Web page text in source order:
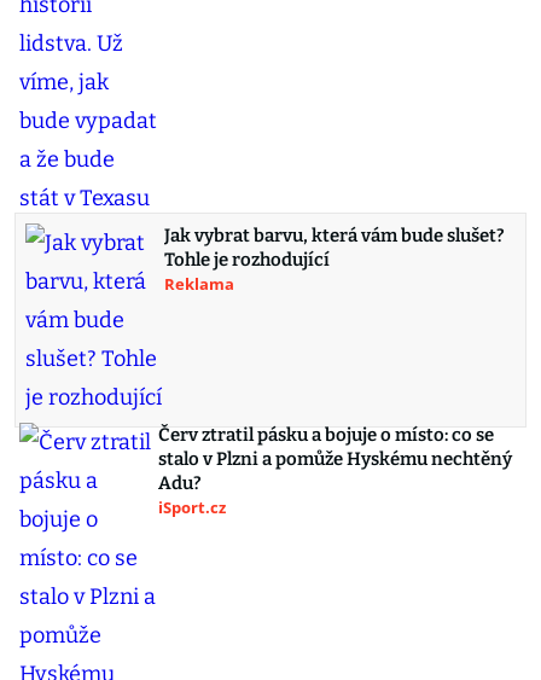
Jak vybrat barvu, která vám bude slušet?
Tohle je rozhodující
Reklama
Červ ztratil pásku a bojuje o místo: co se
stalo v Plzni a pomůže Hyskému nechtěný
Adu?
iSport.cz